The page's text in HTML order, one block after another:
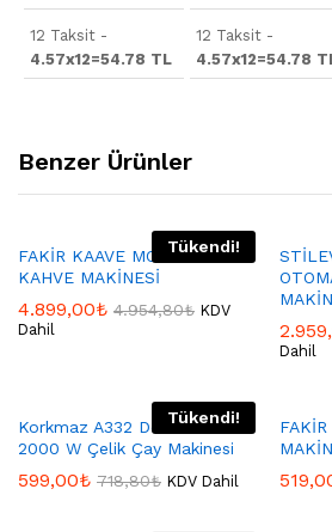
12 Taksit -
4.57x12=54.78 TL
12 Taksit -
4.57x12=54.78
Benzer Ürünler
Tükendi!
FAKİR KAAVE MONO BEYAZ
KAHVE MAKİNESİ
4.899,00₺ 4.954,80₺ KDV
Dahil
Dahil
Tükendi!
Korkmaz A332 Demiks Kırmızı
2000 W Çelik Çay Makinesi
599,00₺ 718,80₺ KDV Dahil